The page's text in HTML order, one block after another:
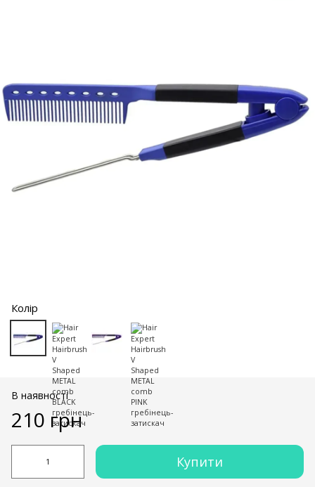
Колір
В наявності
210 грн
Купити